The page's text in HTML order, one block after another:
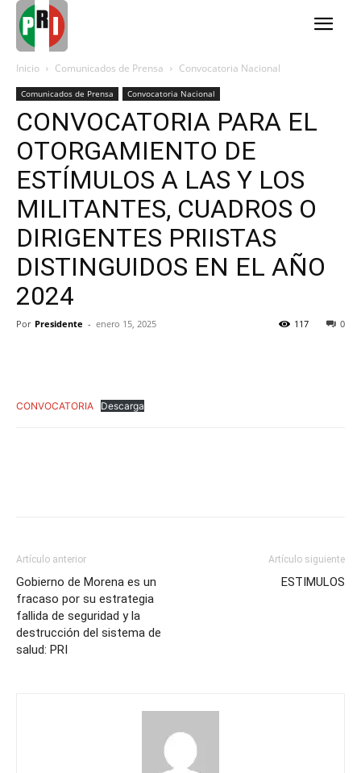
Inicio Comunicados de Prensa Convocatoria Nacional
Comunicados de Prensa Convocatoria Nacional
CONVOCATORIA PARA EL
OTORGAMIENTO DE
ESTÍMULOS A LAS Y LOS
MILITANTES, CUADROS O
DIRIGENTES PRIISTAS
DISTINGUIDOS EN EL AÑO
2024
Por Presidente - enero 15, 2025 0
117
CONVOCATORIA Descarga
Artículo anterior
Gobierno de Morena es un
fracaso por su estrategia
fallida de seguridad y la
destrucción del sistema de
salud: PRI
Artículo siguiente
ESTIMULOS